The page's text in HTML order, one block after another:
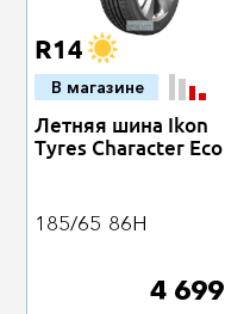
R14
В магазине
Летняя шина Ikon
Tyres Character Eco
185/65 86H
4 699